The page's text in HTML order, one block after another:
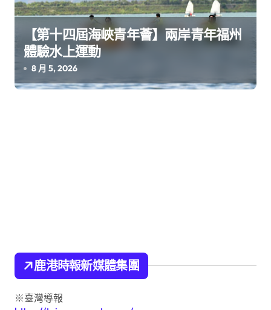
【第十四屆海峽青年薈】兩岸青年福州
體驗水上運動
8 月 5, 2026
鹿港時報新媒體集團
※臺灣導報